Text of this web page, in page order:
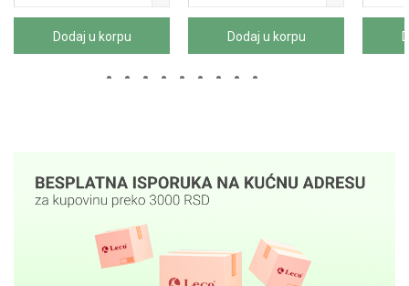
Dodaj u korpu Dodaj u korpu